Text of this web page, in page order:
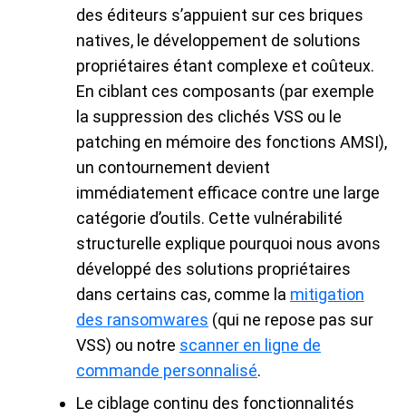
des éditeurs s’appuient sur ces briques
natives, le développement de solutions
propriétaires étant complexe et coûteux.
En ciblant ces composants (par exemple
la suppression des clichés VSS ou le
patching en mémoire des fonctions AMSI),
un contournement devient
immédiatement efficace contre une large
catégorie d’outils. Cette vulnérabilité
structurelle explique pourquoi nous avons
développé des solutions propriétaires
dans certains cas, comme la mitigation
des ransomwares (qui ne repose pas sur
VSS) ou notre scanner en ligne de
commande personnalisé.
Le ciblage continu des fonctionnalités